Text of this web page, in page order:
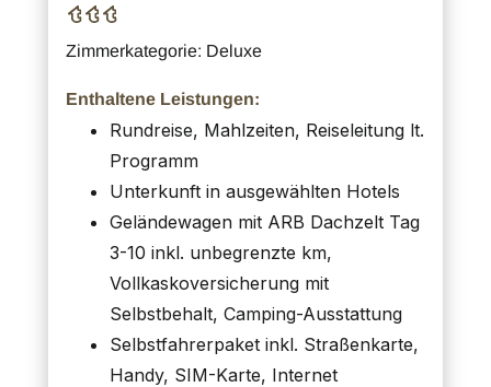
Zimmerkategorie: Deluxe
Enthaltene Leistungen:
Rundreise, Mahlzeiten, Reiseleitung lt.
Programm
Unterkunft in ausgewählten Hotels
Geländewagen mit ARB Dachzelt Tag
3-10 inkl. unbegrenzte km,
Vollkaskoversicherung mit
Selbstbehalt, Camping-Ausstattung
Selbstfahrerpaket inkl. Straßenkarte,
Handy, SIM-Karte, Internet